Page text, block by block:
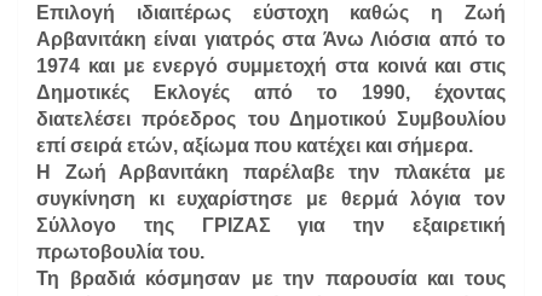
Επιλογή ιδιαιτέρως εύστοχη καθώς η Ζωή
Αρβανιτάκη είναι γιατρός στα Άνω Λιόσια από το
1974 και με ενεργό συμμετοχή στα κοινά και στις
Δημοτικές Εκλογές από το 1990, έχοντας
διατελέσει πρόεδρος του Δημοτικού Συμβουλίου
επί σειρά ετών, αξίωμα που κατέχει και σήμερα.
Η Ζωή Αρβανιτάκη παρέλαβε την πλακέτα με
συγκίνηση κι ευχαρίστησε με θερμά λόγια τον
Σύλλογο της ΓΡΙΖΑΣ για την εξαιρετική
πρωτοβουλία του.
Τη βραδιά κόσμησαν με την παρουσία και τους